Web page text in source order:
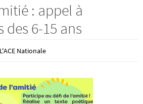
: appel à
6-15 ans
L'ACE Nationale